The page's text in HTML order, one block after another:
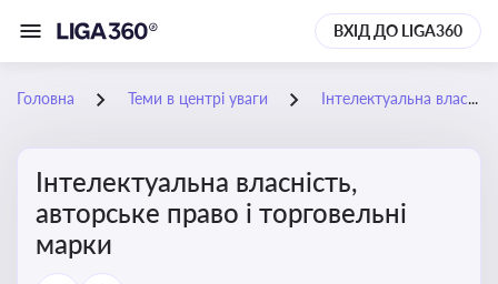
ВХІД ДО LIGA360
Головна Теми в центрі уваги Інтелектуальна власність, авторське право і торговельні марки
Інтелектуальна власність,
авторське право і торговельні
марки